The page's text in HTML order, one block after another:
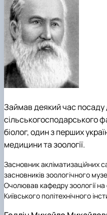
Займав деякий час посаду
сільськогосподарського
біолог, один з перших
медицини та зоології.
Засновник акліматизаційних
засновників зоологічного
Очолював кафедру зоології на
Київського політехнічного